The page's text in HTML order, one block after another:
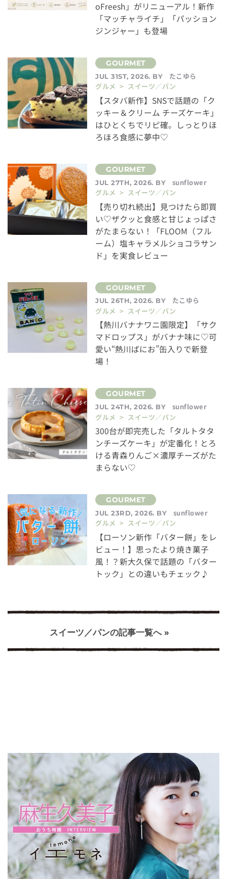
oFreesh」がリニューアル！新作
「マッチャライチ」「パッション
ジンジャー」も登場
JUL 31ST, 2026. BY
たこゆら
グルメ > スイーツ／パン
【スタバ新作】SNSで話題の「ク
ッキー＆クリーム チーズケーキ」
はひとくちでリピ確。しっとりほ
ろほろ食感に夢中♡
JUL 27TH, 2026. BY
sunflower
グルメ > スイーツ／パン
【売り切れ続出】見つけたら即買
い♡ザクッと食感と甘じょっぱさ
がたまらない！「FLOOM（フル
ーム）塩キャラメルショコラサン
ド」を実食レビュー
JUL 26TH, 2026. BY
たこゆら
グルメ > スイーツ／パン
【熱川バナナワニ園限定】「サク
マドロップス」がバナナ味に♡可
愛い“熱川ばにお”缶入りで新登
場！
JUL 24TH, 2026. BY
sunflower
グルメ > スイーツ／パン
300台が即完売した「タルトタタ
ンチーズケーキ」が定番化！とろ
ける青森りんご×濃厚チーズがた
まらない♡
JUL 23RD, 2026. BY
sunflower
グルメ > スイーツ／パン
【ローソン新作「バター餅」をレ
ビュー！】思ったより焼き菓子
風！？新大久保で話題の「バター
トック」との違いもチェック♪
スイーツ／パンの記事一覧へ »